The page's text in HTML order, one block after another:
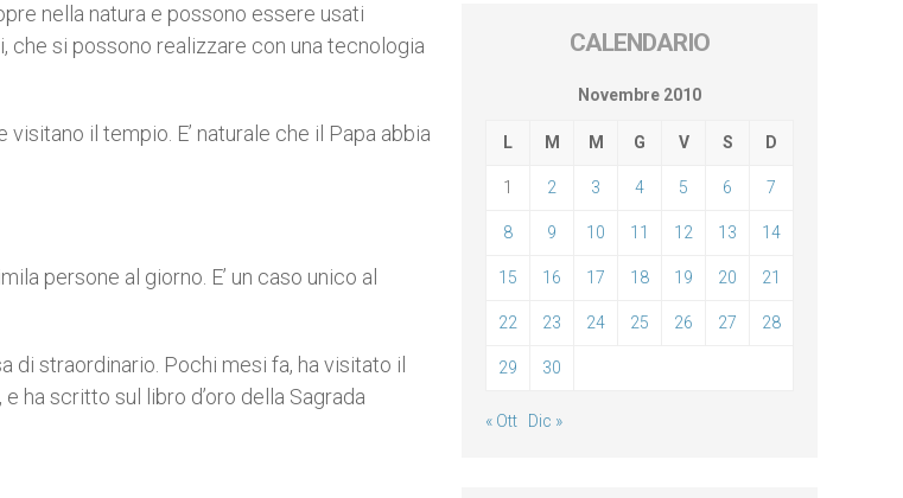
nella natura e possono essere usati
che si possono realizzare con una tecnologia
il tempio. E’ naturale che il Papa abbia
persone al giorno. E’ un caso unico al
di straordinario. Pochi mesi fa, ha visitato il
ha scritto sul libro d’oro della Sagrada
CALENDARIO
Novembre 2010
L M M G V S D
1 2 3 4 5 6 7
8 9 10 11 12 13 14
15 16 17 18 19 20 21
22 23 24 25 26 27 28
29 30
« Ott Dic »